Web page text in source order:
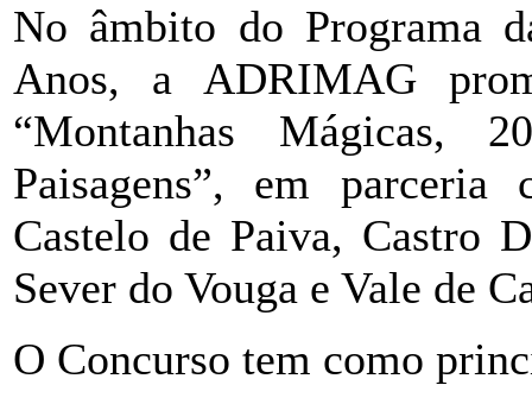
No âmbito do Programa
Anos, a ADRIMAG
“Montanhas Mágicas,
Paisagens”, em
Castelo de Paiva, Castro
Sever do Vouga e Vale de
O Concurso tem como